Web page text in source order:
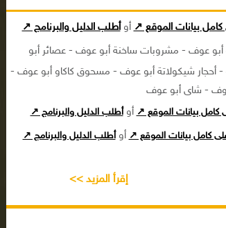
بيانات الموقع ↗ أوأطلب الدليل والبرنامج ↗
عوف - مشروبات ساخنة أبو عوف - عصائر أبو
شيكولاتة أبو عوف - مسحوق كاكاو أبو عوف -
- شاى أبو عوف
بيانات الموقع ↗ أوأطلب الدليل والبرنامج ↗
كامل بيانات الموقع ↗ أوأطلب الدليل والبرنامج ↗
إقرأ المزيد >>